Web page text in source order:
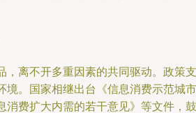
，离不开多重因素的共同驱动。政策支
境。国家相继出台《信息消费示范城市
消费扩大内需的若干意见》等文件，鼓